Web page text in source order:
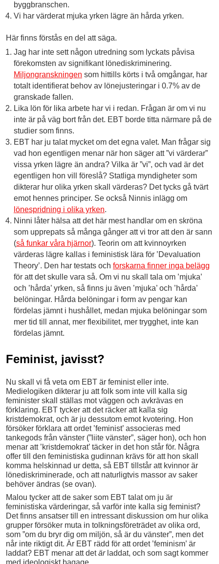
byggbranschen.
Vi har värderat mjuka yrken lägre än hårda yrken.
Här finns förstås en del att säga.
Jag har inte sett någon utredning som lyckats påvisa
förekomsten av signifikant lönediskriminering.
Miljongranskningen som hittills körts i två omgångar, har
totalt identifierat behov av lönejusteringar i 0.7% av de
granskade fallen.
Lika lön för lika arbete har vi i redan. Frågan är om vi nu
inte är på väg bort från det. EBT borde titta närmare på de
studier som finns.
EBT har ju talat mycket om det egna valet. Man frågar sig
vad hon egentligen menar när hon säger att ”vi värderar”
vissa yrken lägre än andra? Vilka är ”vi”, och vad är det
egentligen hon vill föreslå? Statliga myndigheter som
dikterar hur olika yrken skall värderas? Det tycks gå tvärt
emot hennes principer. Se också Ninnis inlägg om
lönespridning i olika yrken.
Ninni låter hälsa att det här mest handlar om en skröna
som upprepats så många gånger att vi tror att den är sann
(så funkar våra hjärnor). Teorin om att kvinnoyrken
värderas lägre kallas i feministisk lära för ’Devaluation
Theory’. Den har testats och forskarna finner inga belägg
för att det skulle vara så. Om vi nu skall tala om ’mjuka’
och ’hårda’ yrken, så finns ju även ’mjuka’ och ’hårda’
belöningar. Hårda belöningar i form av pengar kan
fördelas jämnt i hushållet, medan mjuka belöningar som
mer tid till annat, mer flexibilitet, mer trygghet, inte kan
fördelas jämnt.
Feminist, javisst?
Nu skall vi få veta om EBT är feminist eller inte.
Medielogiken dikterar ju att folk som inte vill kalla sig
feminister skall ställas mot väggen och avkrävas en
förklaring. EBT tycker att det räcker att kalla sig
kristdemokrat, och är ju dessutom emot kvotering. Hon
försöker förklara att ordet ’feminist’ associeras med
tankegods från vänster (”liite vänster”, säger hon), och hon
menar att ’kristdemokrat’ täcker in det hon står för. Några
offer till den feministiska gudinnan krävs för att hon skall
komma helskinnad ur detta, så EBT tillstår att kvinnor är
lönediskriminerade, och att naturligtvis massor av saker
behöver ändras (se ovan).
Malou tycker att de saker som EBT talat om ju är
feministiska värderingar, så varför inte kalla sig feminist?
Det finns ansatser till en intressant diskussion om hur olika
grupper försöker muta in tolkningsföreträdet av olika ord,
som ”om du bryr dig om miljön, så är du vänster”, men det
når inte riktigt dit. Är EBT rädd för att ordet ’feminism’ är
laddat? EBT menar att detärladdat, och som sagt kommer
med ideologiskt bagage.